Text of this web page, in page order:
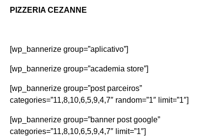
PIZZERIA CEZANNE
[wp_bannerize group=”aplicativo”]
[wp_bannerize group=”academia store”]
[wp_bannerize group=”post parceiros”
categories=”11,8,10,6,5,9,4,7″ random=”1″ limit=”1″]
[wp_bannerize group=”banner post google”
categories=”11,8,10,6,5,9,4,7″ limit=”1″]